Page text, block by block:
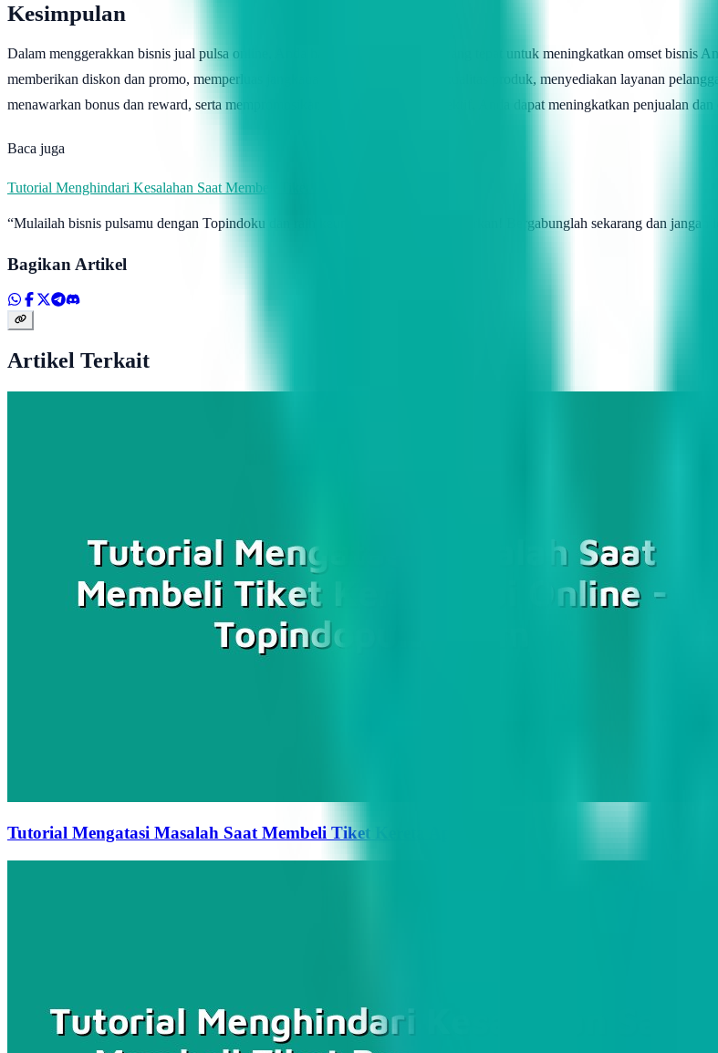
Kesimpulan
Dalam menggerakkan bisnis jual pulsa online, Anda harus memiliki strategi yang tepat untuk meningkatkan omset bisnis
memberikan diskon dan promo, memperluas jangkauan pasar, memperbaiki kualitas produk, menyediakan layanan
menawarkan bonus dan reward, serta mempromosikan bisnis Anda secara efektif, Anda dapat meningkatkan penjualan dan
Baca juga
Tutorial Menghindari Kesalahan Saat Membeli Tiket Pesawat Online
“Mulailah bisnis pulsamu dengan Topindoku dan raih keunggulan yang menggiurkan! Bergabunglah sekarang dan jangan
Bagikan Artikel
Artikel Terkait
Tutorial Mengatasi Masalah Saat Membeli Tiket Kereta Api Online